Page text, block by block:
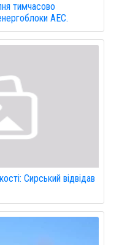
тимчасово
АЕС.
Сирський відвідав